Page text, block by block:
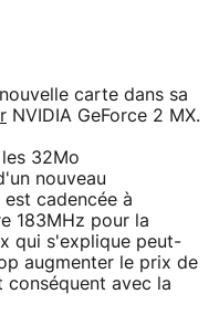
carte dans sa
NVIDIA GeForce 2 MX.
32Mo
nouveau
cadencée à
183MHz pour la
qui s'explique peut-
augmenter le prix de
conséquent avec la